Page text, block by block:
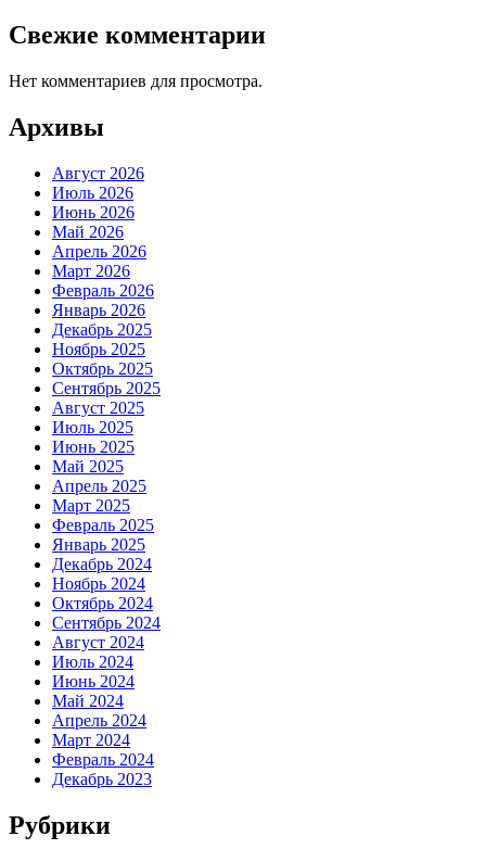
Свежие комментарии
Нет комментариев для просмотра.
Архивы
Август 2026
Июль 2026
Июнь 2026
Май 2026
Апрель 2026
Март 2026
Февраль 2026
Январь 2026
Декабрь 2025
Ноябрь 2025
Октябрь 2025
Сентябрь 2025
Август 2025
Июль 2025
Июнь 2025
Май 2025
Апрель 2025
Март 2025
Февраль 2025
Январь 2025
Декабрь 2024
Ноябрь 2024
Октябрь 2024
Сентябрь 2024
Август 2024
Июль 2024
Июнь 2024
Май 2024
Апрель 2024
Март 2024
Февраль 2024
Декабрь 2023
Рубрики